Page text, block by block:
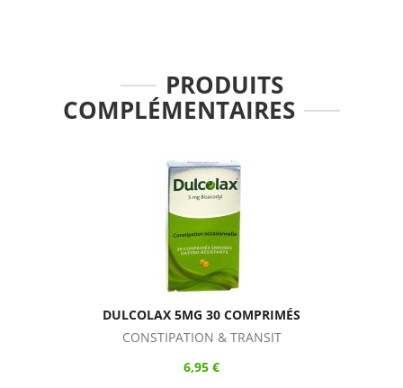
PRODUITS
COMPLÉMENTAIRES
DULCOLAX 5MG 30 COMPRIMÉS
CONSTIPATION & TRANSIT
6,95 €